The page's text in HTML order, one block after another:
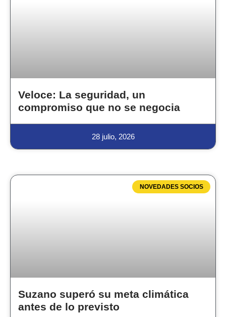
Veloce: La seguridad, un
compromiso que no se negocia
28 julio, 2026
NOVEDADES SOCIOS
Suzano superó su meta climática
antes de lo previsto